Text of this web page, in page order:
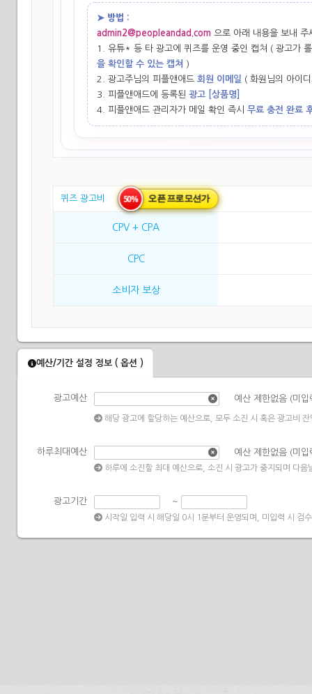
➤ 방법 :
admin2@peopleandad.com 으로 아래 내용을 보내 주
1. 유튜* 등 타 광고에 퀴즈를 운영 중인 캡쳐 ( 광고가
을 확인할 수 있는 캡쳐 )
2. 광고주님의 피플앤애드 회원 이메일 ( 화원님의 아이
3. 피플앤애드에 등록된 광고 [상품명]
4. 피플앤애드 관리자가 메일 확인 즉시 무료 충전 완료
퀴즈 광고비 50% 오픈 프로모션가
CPV + CPA
CPC
소비자 보상
예산/기간 설정 정보 ( 옵션 )
광고예산 예산 제한없음 (미입
해당 광고에 할당하는 예산으로, 모두 소진 시 혹은 광고비
하루최대예산 예산 제한없음 (미입
하루에 소진할 최대 예산으로, 소진 시 광고가 중지되며 다
광고기간 ~
시작일 입력 시 해당일 0시 1분부터 운영되며, 미입력 시 검